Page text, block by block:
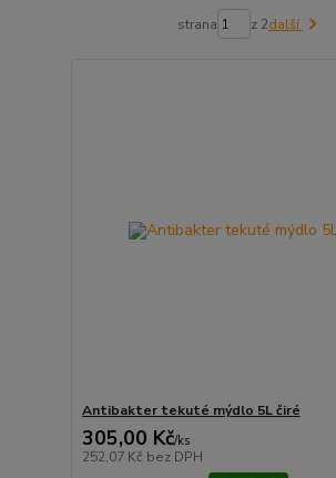
strana z 2další
Antibakter tekuté mýdlo 5L čiré
305,00 Kč/ks
252,07 Kč bez DPH